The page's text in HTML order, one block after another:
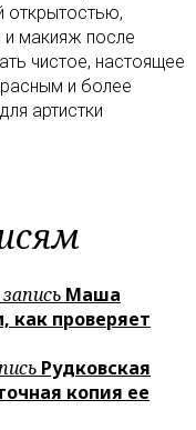
открытостью,
и макияж после
чистое, настоящее
и более
артистки
Маша
как проверяет
Рудковская
копия ее